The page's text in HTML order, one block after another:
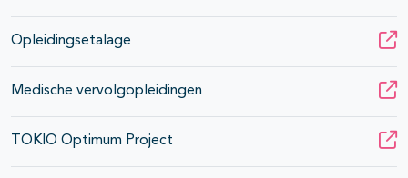
Opleidingsetalage
Medische vervolgopleidingen
TOKIO Optimum Project